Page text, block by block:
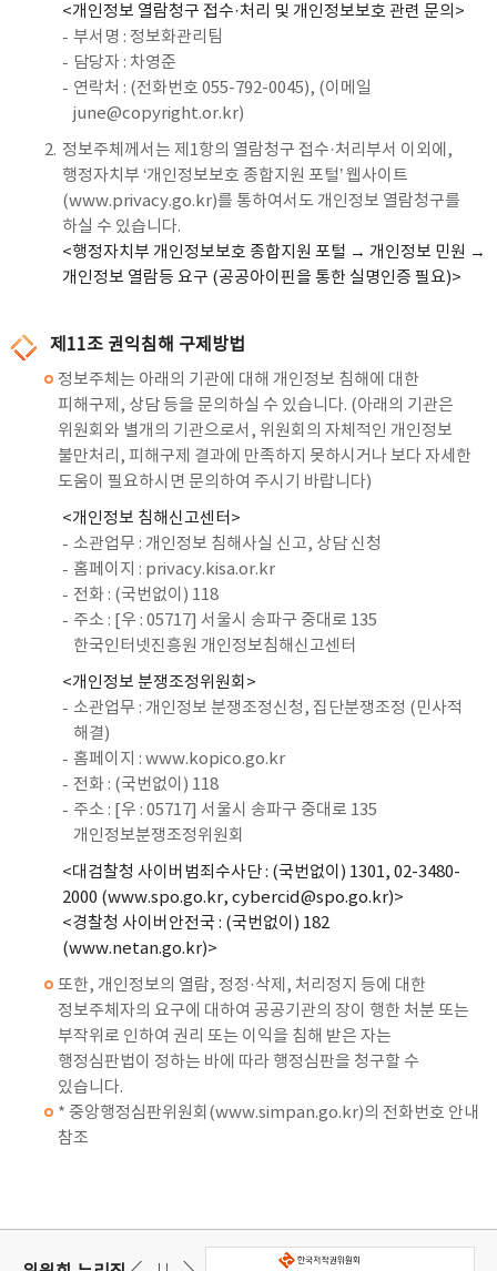
<개인정보 열람청구 접수·처리 및 개인정보보호 관련 문의>
부서명 : 정보화관리팀
담당자 : 차영준
연락처 : (전화번호 055-792-0045), (이메일
june@copyright.or.kr)
2. 정보주체께서는 제1항의 열람청구 접수·처리부서 이외에,
행정자치부 ‘개인정보보호 종합지원 포털’ 웹사이트
(www.privacy.go.kr)를 통하여서도 개인정보 열람청구를
하실 수 있습니다.
<행정자치부 개인정보보호 종합지원 포털 → 개인정보 민원 →
개인정보 열람등 요구 (공공아이핀을 통한 실명인증 필요)>
제11조 권익침해 구제방법
정보주체는 아래의 기관에 대해 개인정보 침해에 대한
피해구제, 상담 등을 문의하실 수 있습니다. (아래의 기관은
위원회와 별개의 기관으로서, 위원회의 자체적인 개인정보
불만처리, 피해구제 결과에 만족하지 못하시거나 보다 자세한
도움이 필요하시면 문의하여 주시기 바랍니다)
<개인정보 침해신고센터>
소관업무 : 개인정보 침해사실 신고, 상담 신청
홈페이지 : privacy.kisa.or.kr
전화 : (국번없이) 118
주소 : [우 : 05717] 서울시 송파구 중대로 135
한국인터넷진흥원 개인정보침해신고센터
<개인정보 분쟁조정위원회>
소관업무 : 개인정보 분쟁조정신청, 집단분쟁조정 (민사적
해결)
홈페이지 : www.kopico.go.kr
전화 : (국번없이) 118
주소 : [우 : 05717] 서울시 송파구 중대로 135
개인정보분쟁조정위원회
<대검찰청 사이버범죄수사단 : (국번없이) 1301, 02-3480-
2000 (www.spo.go.kr, cybercid@spo.go.kr)>
<경찰청 사이버안전국 : (국번없이) 182
(www.netan.go.kr)>
또한, 개인정보의 열람, 정정·삭제, 처리정지 등에 대한
정보주체자의 요구에 대하여 공공기관의 장이 행한 처분 또는
부작위로 인하여 권리 또는 이익을 침해 받은 자는
행정심판법이 정하는 바에 따라 행정심판을 청구할 수
있습니다.
* 중앙행정심판위원회(www.simpan.go.kr)의 전화번호 안내
참조